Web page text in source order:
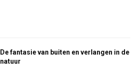
De fantasie van buiten en verlangen in de
natuur